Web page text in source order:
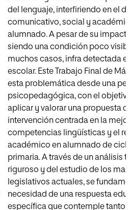
del lenguaje, interfiriendo en el
comunicativo, social y
alumnado. A pesar de su
siendo una condición poco
muchos casos, infra detectada
escolar. Este Trabajo Final de
esta problemática desde una
psicopedagógica, con el objetivo
aplicar y valorar una propuesta de
intervención centrada en la
competencias lingüísticas y el
académico en alumnado de
primaria. A través de un análisis
riguroso y del estudio de los
legislativos actuales, se
necesidad de una respuesta
específica que contemple tanto